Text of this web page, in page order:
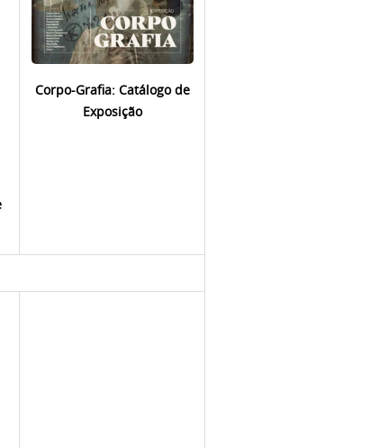
Corpo-Grafia: Catálogo de
Exposição